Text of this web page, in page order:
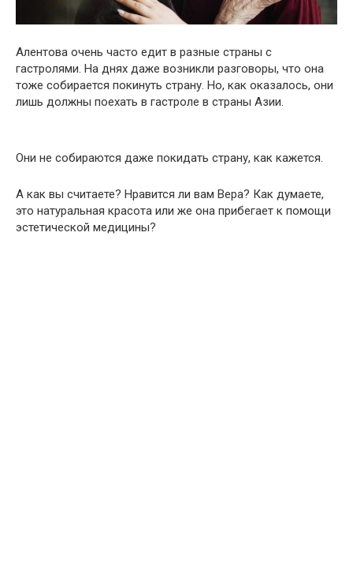
Алентова очень часто едит в разные страны с
гастролями. На днях даже возникли разговоры, что она
тоже собирается покинуть страну. Но, как оказалось, они
лишь должны поехать в гастроле в страны Азии.
Они не собираются даже покидать страну, как кажется.
А как вы считаете? Нравится ли вам Вера? Как думаете,
это натуральная красота или же она прибегает к помощи
эстетической медицины?